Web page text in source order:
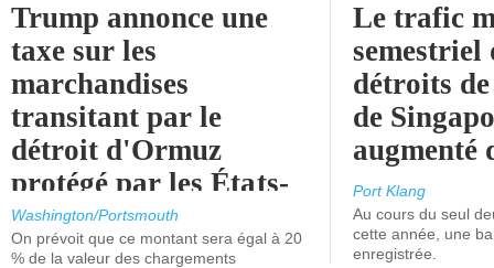
Trump annonce une
taxe sur les
marchandises
transitant par le
détroit d'Ormuz
protégé par les États-
Unis.
Washington/Portsmouth
On prévoit que ce montant sera égal à 20
% de la valeur des chargements
Le trafic
semestriel
détroits
de
augmenté
Port Klang
Au cours du seul
cette année, une
enregistrée.